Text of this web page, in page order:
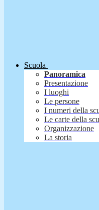
Scuola
Panoramica
Presentazione
I luoghi
Le persone
I numeri della
Le carte della
Organizzazione
La storia